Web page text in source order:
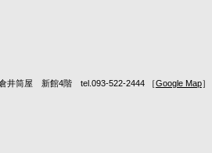
井筒屋 新館4階 tel.093-522-2444 ［Google Map］